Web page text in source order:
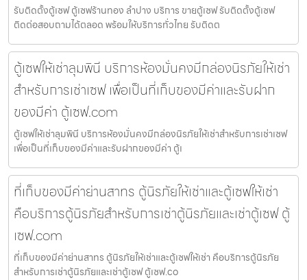
รับติดตั้งตู้เซฟ ตู้เซฟร้านทอง ลำปาง บริการ ขายตู้เซฟ รับติดตั้งตู้เซฟ
ติดต่อสอบถามได้ตลอด พร้อมให้บริการทั่วไทย รับติดต
ตู้เซฟให้เช่าลุมพินี บริการห้องมั่นคงมีกล่องนิรภัยให้เช่า
สำหรับการเช่าเซฟ เพื่อเป็นที่เก็บของมีค่าและรับฝาก
ของมีค่า ตู้เซฟ.com
ตู้เซฟให้เช่าลุมพินี บริการห้องมั่นคงมีกล่องนิรภัยให้เช่าสำหรับการเช่าเซฟ
เพื่อเป็นที่เก็บของมีค่าและรับฝากของมีค่า ตู้เ
ที่เก็บของมีค่าย่านสาทร ตู้นิรภัยให้เช่าและตู้เซฟให้เช่า
คือบริการตู้นิรภัยสำหรับการเช่าตู้นิรภัยและเช่าตู้เซฟ ตู้
เซฟ.com
ที่เก็บของมีค่าย่านสาทร ตู้นิรภัยให้เช่าและตู้เซฟให้เช่า คือบริการตู้นิรภัย
สำหรับการเช่าตู้นิรภัยและเช่าตู้เซฟ ตู้เซฟ.co